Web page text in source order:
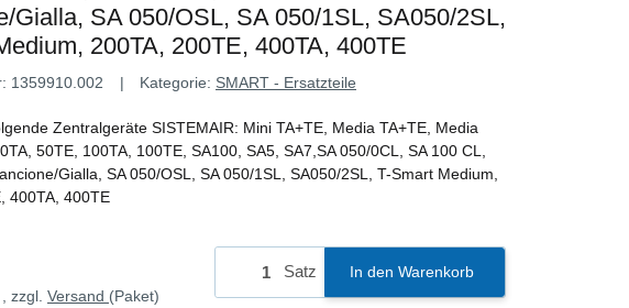
Gialla, SA 050/OSL, SA 050/1SL, SA050/2SL,
200TA, 200TE, 400TA, 400TE
1359910.002 Kategorie: SMART - Ersatzteile
Zentralgeräte SISTEMAIR: Mini TA+TE, Media TA+TE, Media
50TE, 100TA, 100TE, SA100, SA5, SA7,SA 050/0CL, SA 100 CL,
Gialla, SA 050/OSL, SA 050/1SL, SA050/2SL, T-Smart Medium,
400TA, 400TE
zzgl. Versand (Paket)
Satz In den Warenkorb